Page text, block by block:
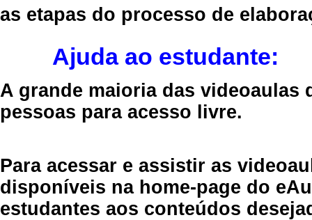
as etapas do processo de
Ajuda ao estudante:
A grande maioria das videoaulas
pessoas para acesso livre.
Para acessar e assistir as
disponíveis na home-page do
estudantes aos conteúdos